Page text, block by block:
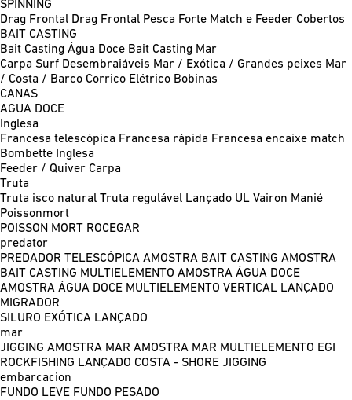
SPINNING
Drag Frontal Drag Frontal Pesca Forte Match e Feeder Cobertos
BAIT CASTING
Bait Casting Água Doce Bait Casting Mar
Carpa Surf Desembraiáveis Mar / Exótica / Grandes peixes Mar
/ Costa / Barco Corrico Elétrico Bobinas
CANAS
AGUA DOCE
Inglesa
Francesa telescópica Francesa rápida Francesa encaixe match
Bombette Inglesa
Feeder / Quiver Carpa
Truta
Truta isco natural Truta regulável Lançado UL Vairon Manié
Poissonmort
POISSON MORT ROCEGAR
predator
PREDADOR TELESCÓPICA AMOSTRA BAIT CASTING AMOSTRA
BAIT CASTING MULTIELEMENTO AMOSTRA ÁGUA DOCE
AMOSTRA ÁGUA DOCE MULTIELEMENTO VERTICAL LANÇADO
MIGRADOR
SILURO EXÓTICA LANÇADO
mar
JIGGING AMOSTRA MAR AMOSTRA MAR MULTIELEMENTO EGI
ROCKFISHING LANÇADO COSTA - SHORE JIGGING
embarcacion
FUNDO LEVE FUNDO PESADO